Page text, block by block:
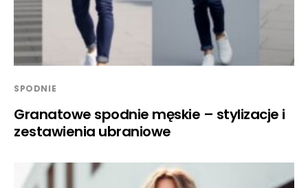
SPODNIE
Granatowe spodnie męskie – stylizacje i
zestawienia ubraniowe